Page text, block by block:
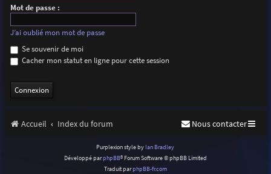
Mot de passe :
J’ai oublié mon mot de passe
Se souvenir de moi
Cacher mon statut en ligne pour cette session
Accueil Index du forum Nous contacter
Purplexion style by Ian Bradley
Développé parphpBB® Forum Software © phpBB Limited
Traduit parphpBB-fr.com